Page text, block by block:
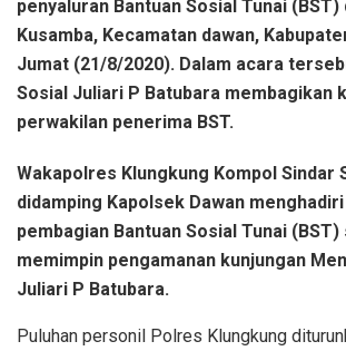
penyaluran Bantuan Sosial Tunai (BST)
Kusamba, Kecamatan dawan,
Jumat (21/8/2020). Dalam acara
Sosial Juliari P Batubara membagikan
perwakilan penerima BST.
Wakapolres Klungkung Kompol Sindar
didamping Kapolsek Dawan
pembagian Bantuan Sosial Tunai
memimpin pengamanan kunjungan
Juliari P Batubara.
Puluhan personil Polres Klungkung